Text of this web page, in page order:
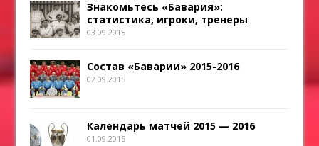
Знакомьтесь «Бавария»:
статистика, игроки, тренеры
03.09.2015
Состав «Баварии» 2015-2016
02.09.2015
Календарь матчей 2015 — 2016
01.09.2015